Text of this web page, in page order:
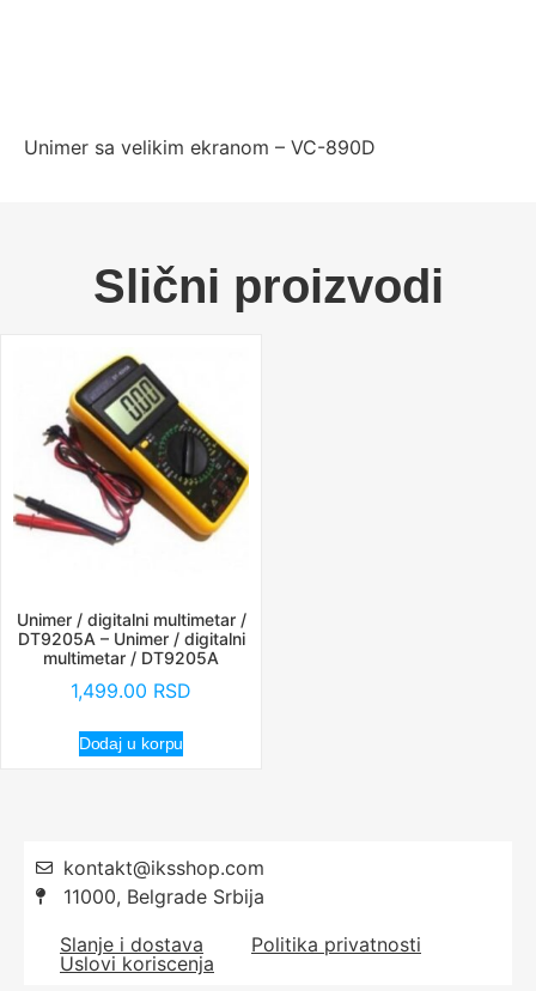
Unimer sa velikim ekranom – VC-890D
Slični proizvodi
Unimer / digitalni multimetar /
DT9205A – Unimer / digitalni
multimetar / DT9205A
1,499.00 RSD
Dodaj u korpu
kontakt@iksshop.com
11000, Belgrade Srbija
Slanje i dostava
Politika privatnosti
Uslovi koriscenja